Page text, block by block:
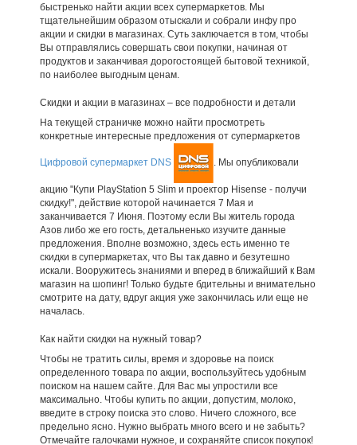
быстренько найти акции всех супермаркетов. Мы
тщательнейшим образом отыскали и собрали инфу про
акции и скидки в магазинах. Суть заключается в том, чтобы
Вы отправлялись совершать свои покупки, начиная от
продуктов и заканчивая дорогостоящей бытовой техникой,
по наиболее выгодным ценам.
Скидки и акции в магазинах – все подробности и детали
На текущей страничке можно найти просмотреть
конкретные интересные предложения от супермаркетов
Цифровой супермаркет DNS . Мы опубликовали
акцию "Купи PlayStation 5 Slim и проектор Hisense - получи
скидку!", действие которой начинается 7 Мая и
заканчивается 7 Июня. Поэтому если Вы житель города
Азов либо же его гость, детальненько изучите данные
предложения. Вполне возможно, здесь есть именно те
скидки в супермаркетах, что Вы так давно и безутешно
искали. Вооружитесь знаниями и вперед в ближайший к Вам
магазин на шопинг! Только будьте бдительны и внимательно
смотрите на дату, вдруг акция уже закончилась или еще не
началась.
Как найти скидки на нужный товар?
Чтобы не тратить силы, время и здоровье на поиск
определенного товара по акции, воспользуйтесь удобным
поиском на нашем сайте. Для Вас мы упростили все
максимально. Чтобы купить по акции, допустим, молоко,
введите в строку поиска это слово. Ничего сложного, все
предельно ясно. Нужно выбрать много всего и не забыть?
Отмечайте галочками нужное, и сохраняйте список покупок!